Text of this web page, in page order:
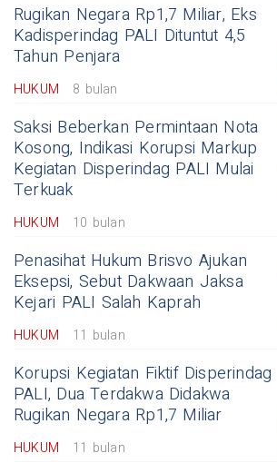
Rugikan Negara Rp1,7 Miliar, Eks
Kadisperindag PALI Dituntut 4,5
Tahun Penjara
HUKUM 8 bulan
Saksi Beberkan Permintaan Nota
Kosong, Indikasi Korupsi Markup
Kegiatan Disperindag PALI Mulai
Terkuak
HUKUM 10 bulan
Penasihat Hukum Brisvo Ajukan
Eksepsi, Sebut Dakwaan Jaksa
Kejari PALI Salah Kaprah
HUKUM 11 bulan
Korupsi Kegiatan Fiktif Disperindag
PALI, Dua Terdakwa Didakwa
Rugikan Negara Rp1,7 Miliar
HUKUM 11 bulan